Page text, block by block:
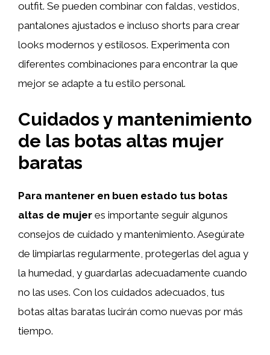
outfit. Se pueden combinar con faldas, vestidos,
pantalones ajustados e incluso shorts para crear
looks modernos y estilosos. Experimenta con
diferentes combinaciones para encontrar la que
mejor se adapte a tu estilo personal.
Cuidados y mantenimiento
de las botas altas mujer
baratas
Para mantener en buen estado tus botas
altas de mujer es importante seguir algunos
consejos de cuidado y mantenimiento. Asegúrate
de limpiarlas regularmente, protegerlas del agua y
la humedad, y guardarlas adecuadamente cuando
no las uses. Con los cuidados adecuados, tus
botas altas baratas lucirán como nuevas por más
tiempo.